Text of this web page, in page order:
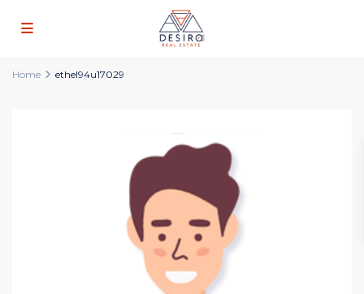
Home ethel94u17029